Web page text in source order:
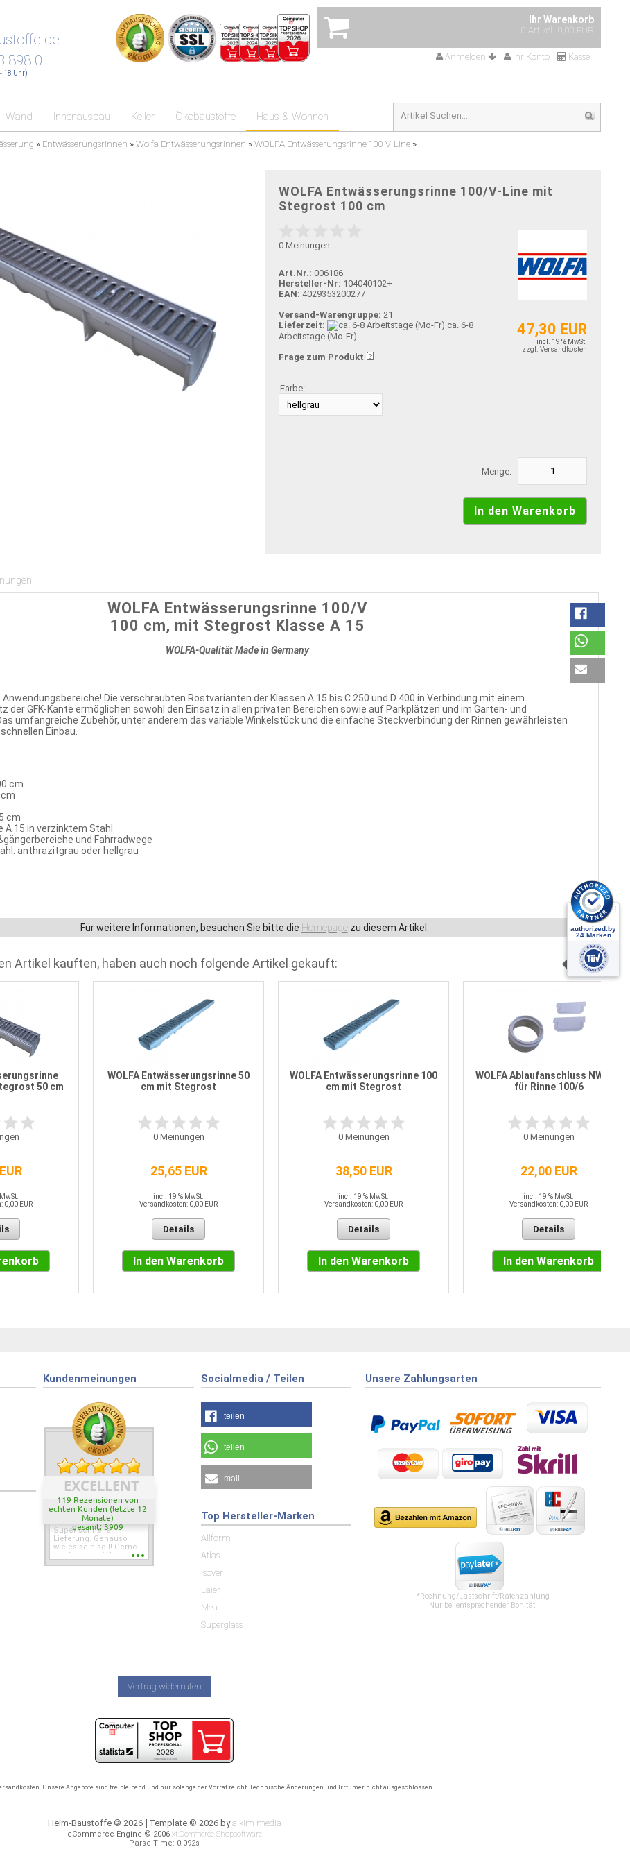
Ihr Warenkorb
0 Artikel 0,00 EUR
Anmelden Ihr Konto Kasse
898 0
18 Uhr)
Wand Innenausbau Keller Ökobaustoffe Haus & Wohnen
» Entwässerungsrinnen » Wolfa Entwässerungsrinnen » WOLFA Entwässerungsrinne 100 V-Line »
WOLFA Entwässerungsrinne 100/V-Line mit
Stegrost 100 cm
0 Meinungen
47,30 EUR
incl. 19 % MwSt.
zzgl. Versandkosten
Art.Nr.: 006186
Hersteller-Nr: 104040102+
EAN: 4029353200277
Versand-Warengruppe: 21
Lieferzeit:
ca. 6-8
Arbeitstage (Mo-Fr)
Frage zum Produkt
Farbe:
Menge:
WOLFA Entwässerungsrinne 100/V
100 cm, mit Stegrost Klasse A 15
WOLFA-Qualität Made in Germany
Anwendungsbereiche! Die verschraubten Rostvarianten der Klassen A 15 bis C 250 und D 400 in Verbindung mit einem
der GFK-Kante ermöglichen sowohl den Einsatz in allen privaten Bereichen sowie auf Parkplätzen und im Garten- und
umfangreiche Zubehör, unter anderem das variable Winkelstück und die einfache Steckverbindung der Rinnen gewährleisten
Einbau.
cm
cm
cm
A 15 in verzinktem Stahl
und Fahrradwege
anthrazitgrau oder hellgrau
Für weitere Informationen, besuchen Sie bitte die Homepagezu diesem Artikel.
Artikel kauften, haben auch noch folgende Artikel gekauft:
50 cm
0,00 EUR
WOLFA Entwässerungsrinne 50
cm mit Stegrost
0Meinungen
25,65 EUR
incl. 19 % MwSt.
Versandkosten: 0,00 EUR
Details
In den Warenkorb
WOLFA Entwässerungsrinne 100
cm mit Stegrost
0Meinungen
38,50 EUR
incl. 19 % MwSt.
Versandkosten: 0,00 EUR
Details
In den Warenkorb
WOLFA Ablaufanschluss NW 100
für Rinne 100/6
0Meinungen
22,00 EUR
incl. 19 % MwSt.
Versandkosten: 0,00 EUR
Details
In den Warenkorb
Kundenmeinungen
EXCELLENT
119 Rezensionen von
echten Kunden (letzte 12
Monate)
gesamt: 3909
Super schnelle
Lieferung. Genauso
wie es sein soll! Gerne
wieder wenn ich was
Socialmedia / Teilen
teilen
teilen
mail
Unsere Zahlungsarten
*Rechnung/Lastschrift/Ratenzahlung
Nur bei entsprechender Bonität!
Top Hersteller-Marken
Allform
Atlas
Isover
Laier
Mea
Superglass
Vertrag widerrufen
Unsere Angebote sind freibleibend und nur solange der Vorrat reicht. Technische Änderungen und Irrtümer nicht ausgeschlossen.
Heim-Baustoffe © 2026 Template © 2026 byalkim media
eCommerce Engine © 2006 xt:Commerce Shopsoftware
Parse Time: 0.092s